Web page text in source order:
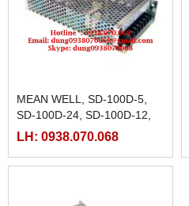
MEAN WELL, SD-100D-5,
SD-100D-24, SD-100D-12,
SD-100C-5
LH: 0938.070.068